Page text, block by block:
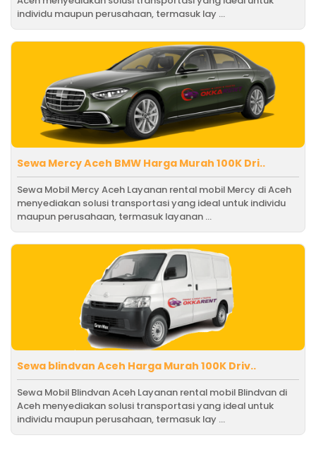
individu maupun perusahaan, termasuk lay ...
Sewa Mercy Aceh BMW Harga Murah 100K Dri..
Sewa Mobil Mercy Aceh Layanan rental mobil Mercy di Aceh
menyediakan solusi transportasi yang ideal untuk individu
maupun perusahaan, termasuk layanan ...
Sewa blindvan Aceh Harga Murah 100K Driv..
Sewa Mobil Blindvan Aceh Layanan rental mobil Blindvan di
Aceh menyediakan solusi transportasi yang ideal untuk
individu maupun perusahaan, termasuk lay ...